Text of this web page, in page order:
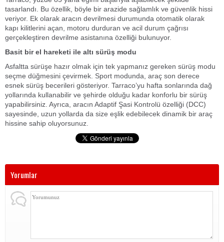
tasarlandı. Bu özellik, böyle bir arazide sağlamlık ve güvenlik hissi
veriyor. Ek olarak aracın devrilmesi durumunda otomatik olarak
kapı kilitlerini açan, motoru durduran ve acil durum çağrısı
gerçekleştiren devrilme asistanına özelliği bulunuyor.
Basit bir el hareketi ile altı sürüş modu
Asfaltta sürüşe hazır olmak için tek yapmanız gereken sürüş modu
seçme düğmesini çevirmek. Sport modunda, araç son derece
esnek sürüş becerileri gösteriyor. Tarraco’yu hafta sonlarında dağ
yollarında kullanabilir ve şehirde olduğu kadar konforlu bir sürüş
yapabilirsiniz. Ayrıca, aracın Adaptif Şasi Kontrolü özelliği (DCC)
sayesinde, uzun yollarda da size eşlik edebilecek dinamik bir araç
hissine sahip oluyorsunuz.
Yorumlar